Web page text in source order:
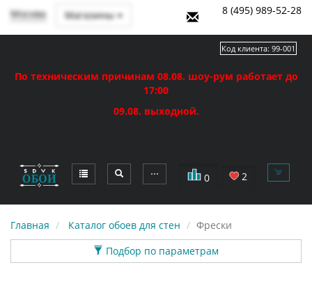
Москва Магазины 8 (495) 989-52-28
По техническим причинам 08.08. шоу-рум работает до
17:00
09.08. выходной.
⋯ 0 2
Код клиента: 99-001
Главная Каталог обоев для стен
Фрески
Подбор по параметрам